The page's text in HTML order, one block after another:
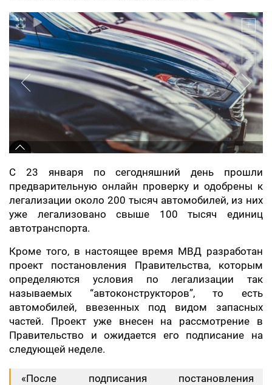
С 23 января по сегодняшний день прошли
предварительную онлайн проверку и одобрены к
легализации около 200 тысяч автомобилей, из них
уже легализовано свыше 100 тысяч единиц
автотранспорта.
Кроме того, в настоящее время МВД разработан
проект постановления Правительства, которым
определяются условия по легализации так
называемых “автоконструкторов”, то есть
автомобилей, ввезенных под видом запасных
частей. Проект уже внесен на рассмотрение в
Правительство и ожидается его подписание на
следующей неделе.
«После подписания постановления